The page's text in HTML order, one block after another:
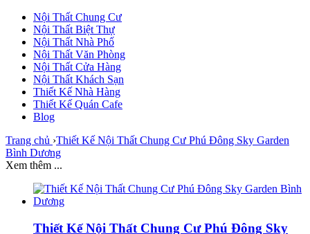
Nội Thất Chung Cư
Nội Thất Biệt Thự
Nội Thất Nhà Phố
Nội Thất Văn Phòng
Nội Thất Cửa Hàng
Nội Thất Khách Sạn
Thiết Kế Nhà Hàng
Thiết Kế Quán Cafe
Blog
Trang chủ ›Thiết Kế Nội Thất Chung Cư Phú Đông Sky Garden
Bình Dương
Xem thêm ...
Thiết Kế Nội Thất Chung Cư Phú Đông Sky